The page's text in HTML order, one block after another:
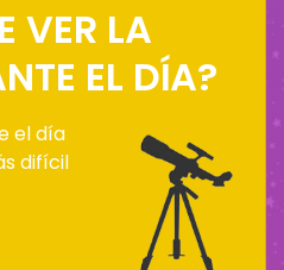
VER LA
EL DÍA?
el día
difícil